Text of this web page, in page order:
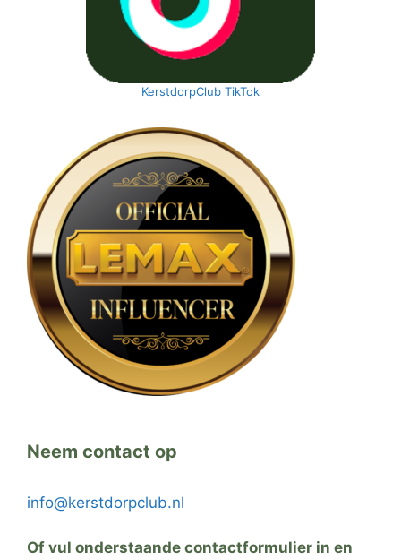
KerstdorpClub TikTok
Neem contact op
info@kerstdorpclub.nl
Of vul onderstaande contactformulier in en